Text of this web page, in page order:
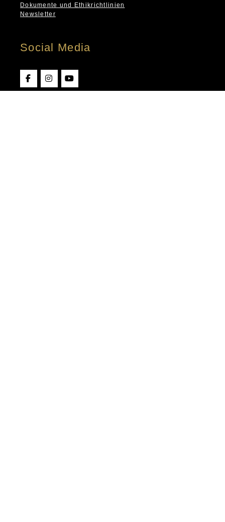
Dokumente und Ethikrichtlinien
Newsletter
Social Media